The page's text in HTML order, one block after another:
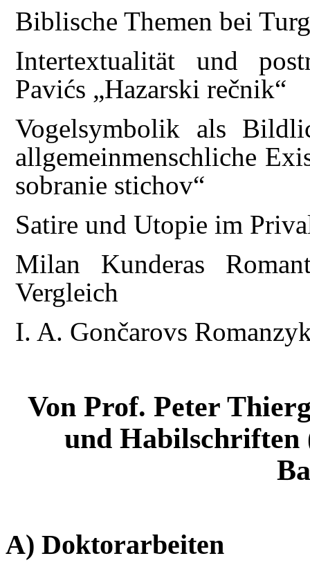
Biblische Themen bei
Intertextualität und
Pavićs „Hazarski rečnik“
Vogelsymbolik als
allgemeinmenschliche
sobranie stichov“
Satire und Utopie im
Milan Kunderas
Vergleich
I. A. Gončarovs
Von Prof. Peter
und Habilschriften
A) Doktorarbeiten